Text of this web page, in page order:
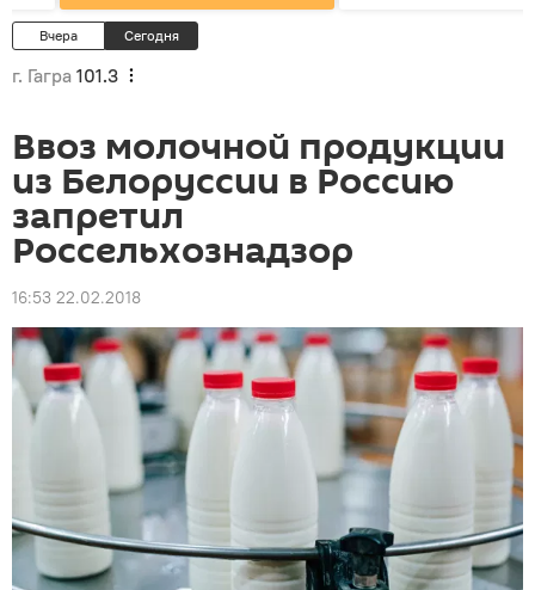
Вчера Сегодня
г. Гагра 101.3
Ввоз молочной продукции
из Белоруссии в Россию
запретил
Россельхознадзор
16:53 22.02.2018